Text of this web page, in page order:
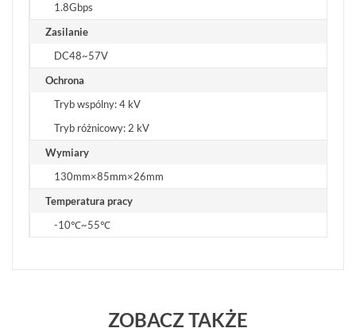
1.8Gbps
Zasilanie
DC48~57V
Ochrona
Tryb wspólny: 4 kV
Tryb różnicowy: 2 kV
Wymiary
130mm×85mm×26mm
Temperatura pracy
-10℃~55℃
ZOBACZ TAKŻE